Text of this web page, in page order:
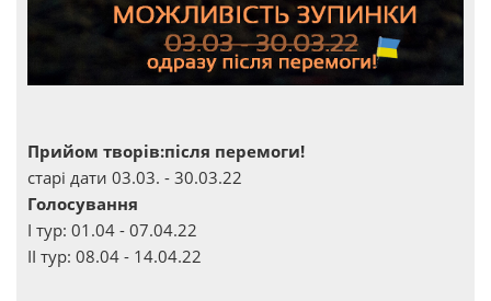
Прийом творів:після перемоги!
старі дати 03.03. - 30.03.22
Голосування
І тур: 01.04 - 07.04.22
ІІ тур: 08.04 - 14.04.22